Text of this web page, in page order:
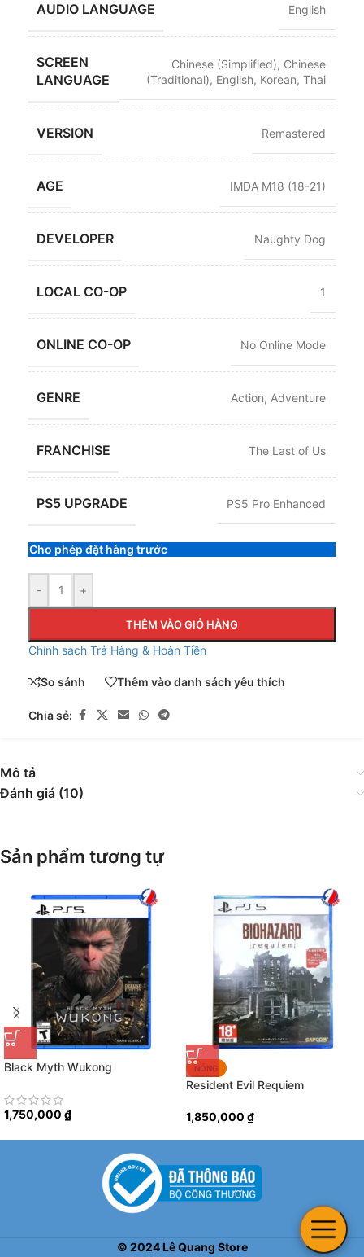
AUDIO LANGUAGE English
SCREEN
LANGUAGE
Chinese (Simplified), Chinese
(Traditional), English, Korean, Thai
VERSION Remastered
AGE IMDA M18 (18-21)
DEVELOPER Naughty Dog
LOCAL CO-OP 1
ONLINE CO-OP No Online Mode
GENRE Action, Adventure
FRANCHISE The Last of Us
PS5 UPGRADE PS5 Pro Enhanced
Cho phép đặt hàng trước
- +
THÊM VÀO GIỎ HÀNG
Chính sách Trả Hàng & Hoàn Tiền
So sánh Thêm vào danh sách yêu thích
Chia sẻ:
Mô tả
Đánh giá (10)
Sản phẩm tương tự
Black Myth Wukong
1,750,000 ₫
NÓNG
Resident Evil Requiem
1,850,000 ₫
© 2024Lê Quang Store